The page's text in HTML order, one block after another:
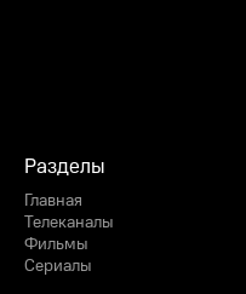
Разделы
Главная
Телеканалы
Фильмы
Сериалы